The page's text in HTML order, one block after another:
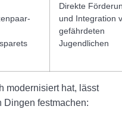
Direkte
und Integration
gefährdeten
Jugendlichen
modernisiert hat, lässt
Dingen festmachen: